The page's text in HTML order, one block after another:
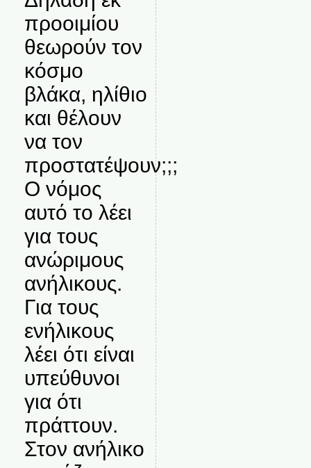
προοιμίου
θεωρούν τον
κόσμο
βλάκα, ηλίθιο
και θέλουν
να τον
προστατέψουν;;;
Ο νόμος
αυτό το λέει
για τους
ανώριμους
ανήλικους.
Για τους
ενήλικους
λέει ότι είναι
υπεύθυνοι
για ότι
πράττουν.
Στον ανήλικο